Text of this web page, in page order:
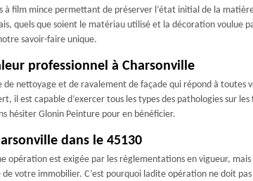
film mince permettant de préserver l’état initial de la
quels que soient le matériau utilisé et la décoration voulue
savoir-faire unique.
professionnel à Charsonville
nettoyage et de ravalement de façade qui répond à toutes
il est capable d’exercer tous les types des pathologies sur
hésiter Glonin Peinture pour en bénéficier.
dans le 45130
opération est exigée par les règlementations en vigueur,
votre immobilier. C’est pourquoi ladite opération ne doit